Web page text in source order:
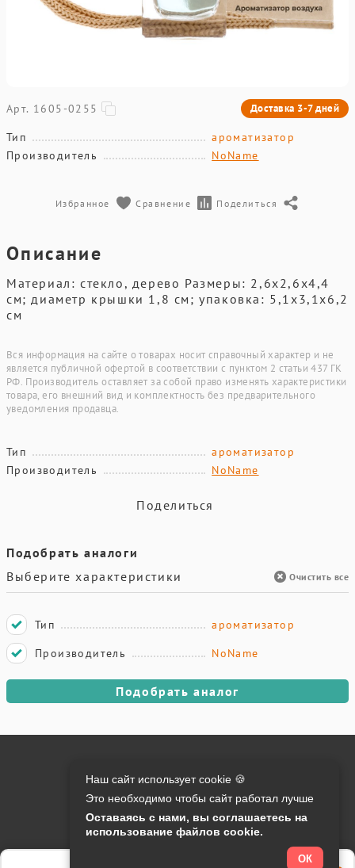
Арт. 1605-0255 Доставка 3-7 дней
Тип
ароматизатор
Производитель
NoName
Избранное Сравнение Поделиться
Описание
Материал: стекло, дерево Размеры: 2,6х2,6х4,4
см; диаметр крышки 1,8 см; упаковка: 5,1x3,1x6,2
см
Вся информация на сайте о товарах носит справочный характер и не
является публичной офертой в соответствии с пунктом 2 статьи 437 ГК
РФ. Производитель оставляет за собой право изменять характеристики
товара, его внешний вид и комплектность без предварительного
уведомления продавца.
Тип
ароматизатор
Производитель
NoName
Поделиться
Подобрать аналоги
Выберите характеристики
Очистить все
Тип
ароматизатор
Производитель
NoName
Подобрать аналог
Контакты:
info@o-manager.ru
Онлайн оплата на сайте:
Наш сайт использует cookie 🍪
Это необходимо чтобы сайт работал лучше
Оставаясь с нами, вы соглашаетесь на
использование файлов cookie.
ОК